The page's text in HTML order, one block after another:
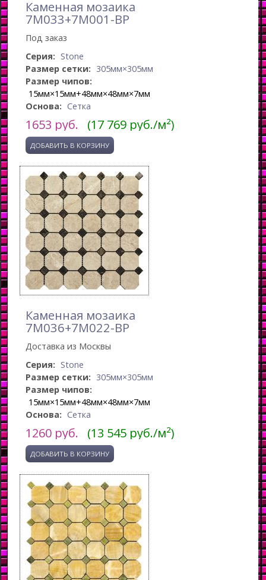
Каменная мозаика
7M033+7M001-BP
Под заказ
Серия: Stone
Размер сетки: 305мм×305мм
Размер чипов:
15мм×15мм+48мм×48мм×7мм
Основа: Сетка
1653 руб. (17 769 руб./м²)
Каменная мозаика
7M036+7M022-BP
Доставка из Москвы
Серия: Stone
Размер сетки: 305мм×305мм
Размер чипов:
15мм×15мм+48мм×48мм×7мм
Основа: Сетка
1260 руб. (13 545 руб./м²)